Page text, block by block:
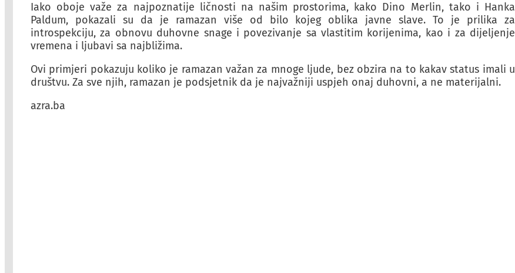
Iako oboje važe za najpoznatije ličnosti na našim prostorima, kako Dino Merlin, tako i Hanka
Paldum, pokazali su da je ramazan više od bilo kojeg oblika javne slave. To je prilika za
introspekciju, za obnovu duhovne snage i povezivanje sa vlastitim korijenima, kao i za dijeljenje
vremena i ljubavi sa najbližima.
Ovi primjeri pokazuju koliko je ramazan važan za mnoge ljude, bez obzira na to kakav status imali u
društvu. Za sve njih, ramazan je podsjetnik da je najvažniji uspjeh onaj duhovni, a ne materijalni.
azra.ba